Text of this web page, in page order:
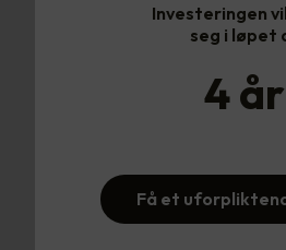
Investeringen
seg i løpet
4år
Få et